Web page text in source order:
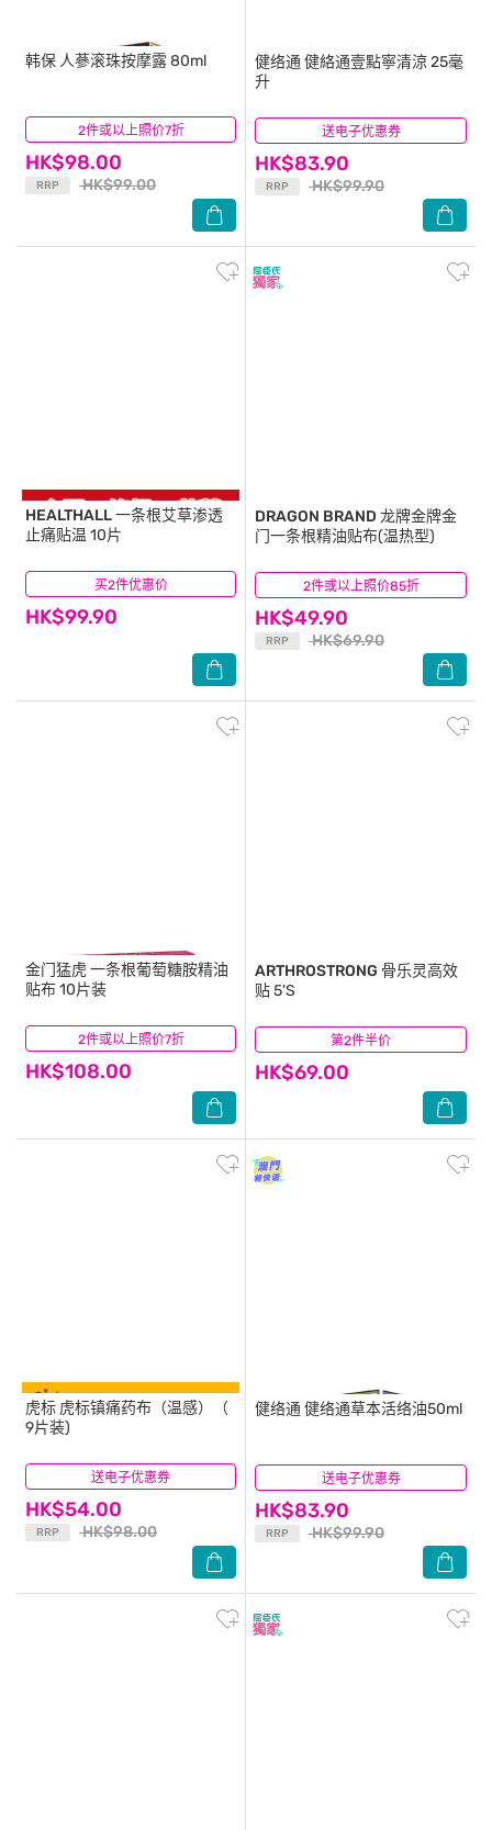
2件或以上照价7折
韩保 人蔘滚珠按摩露 80ml
HK$98.00
RRP HK$99.00
(7) 送电子优惠券
健络通 健絡通壹點寧清涼 25毫
升
HK$83.90
RRP HK$99.90
(51)
买2件优惠价
HEALTHALL一条根艾草渗透
止痛贴温 10片
HK$99.90
(23) 2件或以上照价85折
DRAGON BRAND 龙牌金牌金
门一条根精油贴布(温热型)
HK$49.90
RRP HK$69.90
(5)
2件或以上照价7折
金门猛虎 一条根葡萄糖胺精油
贴布 10片装
HK$108.00
(1) 第2件半价
ARTHROSTRONG 骨乐灵高效
贴 5'S
HK$69.00
(4)
送电子优惠券
虎标 虎标镇痛药布（温感）（
9片装)
HK$54.00
RRP HK$98.00
(11) 送电子优惠券
健络通 健络通草本活络油50ml
HK$83.90
RRP HK$99.90
(16)